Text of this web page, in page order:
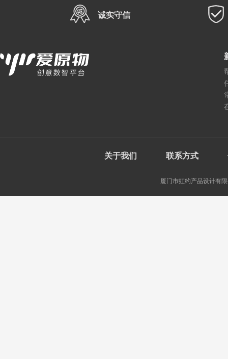
诚实守信
关于我们 联系方式
厦门市虹约产品设计有